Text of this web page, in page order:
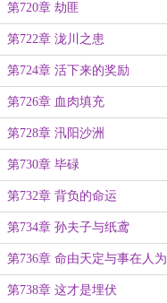
第720章 劫匪
第722章 泷川之患
第724章 活下来的奖励
第726章 血肉填充
第728章 汛阳沙洲
第730章 毕碌
第732章 背负的命运
第734章 孙夫子与纸鸢
第736章 命由天定与事在人为
第738章 这才是埋伏